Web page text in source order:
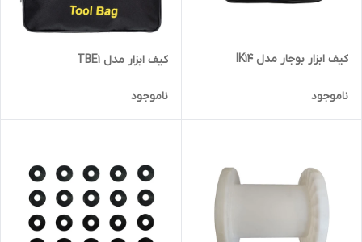
کیف ابزار بوجار مدل IK14
ناموجود
کیف ابزار مدل TBE1
ناموجود